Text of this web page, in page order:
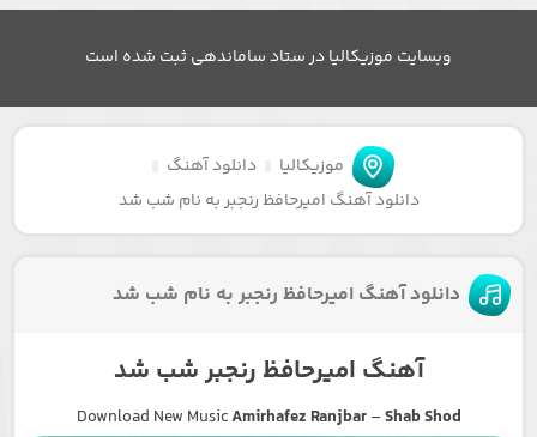
وبسایت موزیکالیا در ستاد ساماندهی ثبت شده است
موزیکالیا
دانلود آهنگ
دانلود آهنگ امیرحافظ رنجبر به نام شب شد
دانلود آهنگ امیرحافظ رنجبر به نام شب شد
آهنگ امیرحافظ رنجبر شب شد
Download New MusicAmirhafez Ranjbar–Shab Shod